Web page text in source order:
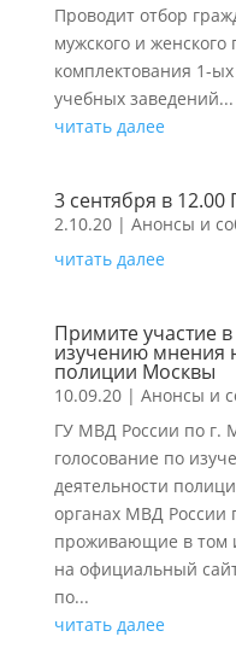
Проводит отбор
мужского и женского
комплектования 1-
учебных заведений...
читать далее
3 сентября в 12.00
2.10.20| Анонсы и
читать далее
Примите участие
изучению мнения
полиции Москвы
10.09.20| Анонсы и
ГУ МВД России по г.
голосование по
деятельности
органах МВД России
проживающие в том
на официальный
по...
читать далее